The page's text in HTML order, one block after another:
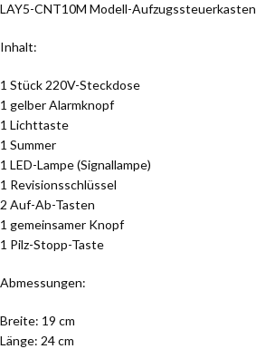
LAY5-CNT10M Modell-Aufzugssteuerkasten
Inhalt:
1 Stück 220V-Steckdose
1 gelber Alarmknopf
1 Lichttaste
1 Summer
1 LED-Lampe (Signallampe)
1 Revisionsschlüssel
2 Auf-Ab-Tasten
1 gemeinsamer Knopf
1 Pilz-Stopp-Taste
Abmessungen:
Breite: 19 cm
Länge: 24 cm